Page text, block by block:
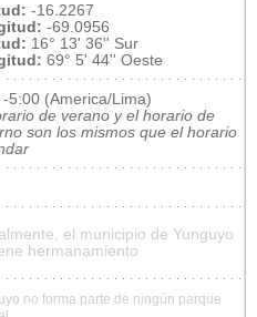
-16.2267
-69.0956
16° 13' 36'' Sur
69° 5' 44'' Oeste
-5:00 (America/Lima)
de verano y el horario de
son los mismos que el horario
el municipio de Yunguyo
hermanamiento
no forma parte de ningún parque